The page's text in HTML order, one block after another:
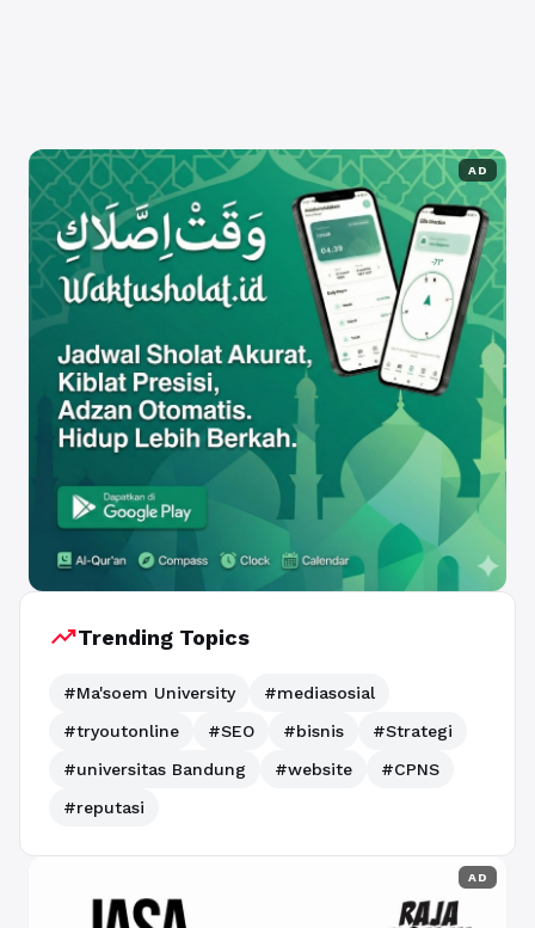
AD
trending_upTrending Topics
#Ma'soem University
#mediasosial
#tryoutonline
#SEO #bisnis
#Strategi
#universitas Bandung
#website
#CPNS
#reputasi
AD